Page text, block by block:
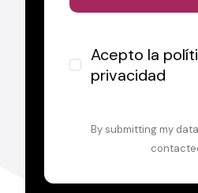
Acepto la
privacidad
By submitting my